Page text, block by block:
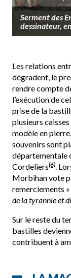
Serment des
dessinateur,
Les relations
dégradent, le
rendre compte
l’exécution de
prise de la
plusieurs
modèle en
souvenirs sont
départementale
Cordeliers(6) .
Morbihan vote
remerciements «
de la tyrannie et
Sur le reste du
bastilles
contribuent à